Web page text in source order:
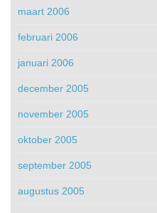
maart 2006
februari 2006
januari 2006
december 2005
november 2005
oktober 2005
september 2005
augustus 2005